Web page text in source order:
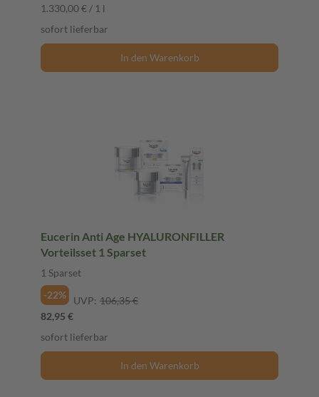
1.330,00 € / 1 l
sofort lieferbar
In den Warenkorb
Eucerin Anti Age HYALURONFILLER
Vorteilsset 1 Sparset
1 Sparset
-22%
UVP: 106,35 €
82,95 €
sofort lieferbar
In den Warenkorb